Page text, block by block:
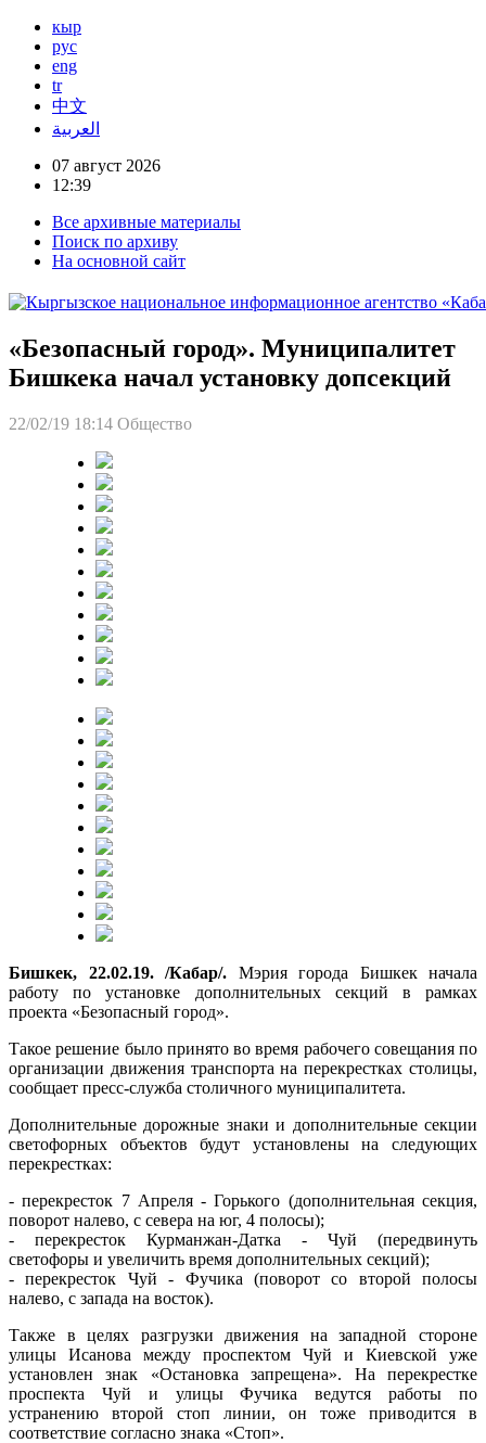
кыр
рус
eng
tr
中文
العربية
07 август 2026
12:39
Все архивные материалы
Поиск по архиву
На основной сайт
«Безопасный город». Муниципалитет
Бишкека начал установку допсекций
22/02/19 18:14 Общество
Бишкек, 22.02.19. /Кабар/. Мэрия города Бишкек начала
работу по установке дополнительных секций в рамках
проекта «Безопасный город».
Такое решение было принято во время рабочего совещания по
организации движения транспорта на перекрестках столицы,
сообщает пресс-служба столичного муниципалитета.
Дополнительные дорожные знаки и дополнительные секции
светофорных объектов будут установлены на следующих
перекрестках:
- перекресток 7 Апреля - Горького (дополнительная секция,
поворот налево, с севера на юг, 4 полосы);
- перекресток Курманжан-Датка - Чуй (передвинуть
светофоры и увеличить время дополнительных секций);
- перекресток Чуй - Фучика (поворот со второй полосы
налево, с запада на восток).
Также в целях разгрузки движения на западной стороне
улицы Исанова между проспектом Чуй и Киевской уже
установлен знак «Остановка запрещена». На перекрестке
проспекта Чуй и улицы Фучика ведутся работы по
устранению второй стоп линии, он тоже приводится в
соответствие согласно знака «Стоп».